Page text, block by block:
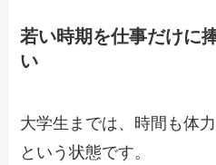
若い時期を仕事だけに
い
大学生までは、時間も体
という状態です。